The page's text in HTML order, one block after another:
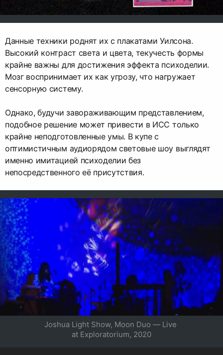
Данные техники роднят их с плакатами Уилсона.
Высокий контраст света и цвета, текучесть формы
крайне важны для достижения эффекта психоделии.
Мозг воспринимает их как угрозу, что нагружает
сенсорную систему.
Однако, будучи завораживающим представлением,
подобное решение может привести в ИСС только
крайне неподготовленные умы. В купе с
оптимистичным аудиорядом световые шоу выглядят
именно имитацией психоделии без
непосредственного её присутствия.
Joshua Light Show, Moon Duo — Live
at Exploratorium, 2020